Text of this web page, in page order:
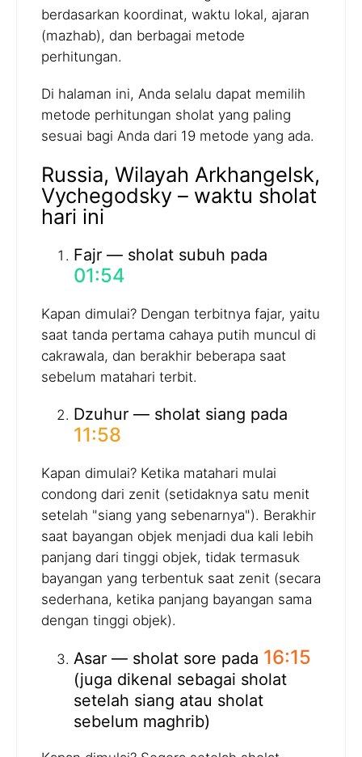
berdasarkan koordinat, waktu lokal, ajaran
(mazhab), dan berbagai metode
perhitungan.
Di halaman ini, Anda selalu dapat memilih
metode perhitungan sholat yang paling
sesuai bagi Anda dari 19 metode yang ada.
Russia, Wilayah Arkhangelsk,
Vychegodsky – waktu sholat
hari ini
Fajr — sholat subuh pada
01:54
Kapan dimulai? Dengan terbitnya fajar, yaitu
saat tanda pertama cahaya putih muncul di
cakrawala, dan berakhir beberapa saat
sebelum matahari terbit.
Dzuhur — sholat siang pada
11:58
Kapan dimulai? Ketika matahari mulai
condong dari zenit (setidaknya satu menit
setelah "siang yang sebenarnya"). Berakhir
saat bayangan objek menjadi dua kali lebih
panjang dari tinggi objek, tidak termasuk
bayangan yang terbentuk saat zenit (secara
sederhana, ketika panjang bayangan sama
dengan tinggi objek).
Asar — sholat sore pada 16:15
(juga dikenal sebagai sholat
setelah siang atau sholat
sebelum maghrib)